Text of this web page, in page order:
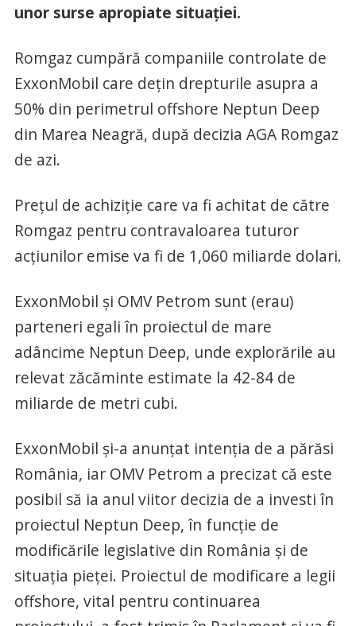
unor surse apropiate situației.
Romgaz cumpără companiile controlate de
ExxonMobil care dețin drepturile asupra a
50% din perimetrul offshore Neptun Deep
din Marea Neagră, după decizia AGA Romgaz
de azi.
Preţul de achiziţie care va fi achitat de către
Romgaz pentru contravaloarea tuturor
acţiunilor emise va fi de 1,060 miliarde dolari.
ExxonMobil şi OMV Petrom sunt (erau)
parteneri egali în proiectul de mare
adâncime Neptun Deep, unde explorările au
relevat zăcăminte estimate la 42-84 de
miliarde de metri cubi.
ExxonMobil şi-a anunţat intenţia de a părăsi
România, iar OMV Petrom a precizat că este
posibil să ia anul viitor decizia de a investi în
proiectul Neptun Deep, în funcţie de
modificările legislative din România şi de
situaţia pieţei. Proiectul de modificare a legii
offshore, vital pentru continuarea